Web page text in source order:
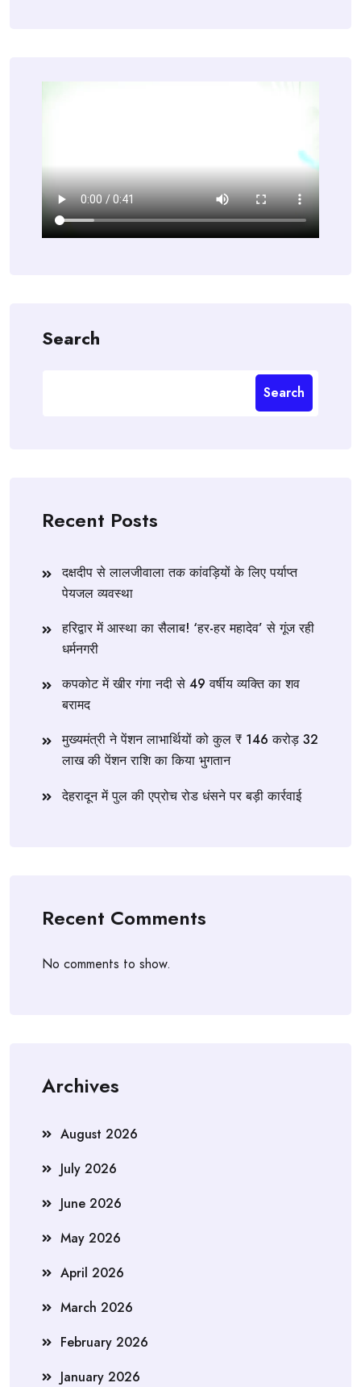
Search
Search
Recent Posts
दक्षदीप से लालजीवाला तक कांवड़ियों के लिए पर्याप्त
पेयजल व्यवस्था
हरिद्वार में आस्था का सैलाब! ‘हर-हर महादेव’ से गूंज रही
धर्मनगरी
कपकोट में खीर गंगा नदी से 49 वर्षीय व्यक्ति का शव
बरामद
मुख्यमंत्री ने पेंशन लाभार्थियों को कुल ₹ 146 करोड़ 32
लाख की पेंशन राशि का किया भुगतान
देहरादून में पुल की एप्रोच रोड धंसने पर बड़ी कार्रवाई
Recent Comments
No comments to show.
Archives
August 2026
July 2026
June 2026
May 2026
April 2026
March 2026
February 2026
January 2026